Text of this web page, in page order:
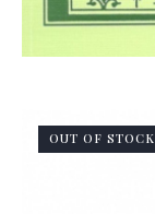
OUT OF STOCK